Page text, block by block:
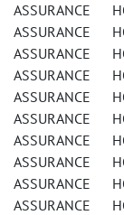
ASSURANCE
ASSURANCE
ASSURANCE
ASSURANCE
ASSURANCE
ASSURANCE
ASSURANCE
ASSURANCE
ASSURANCE
ASSURANCE